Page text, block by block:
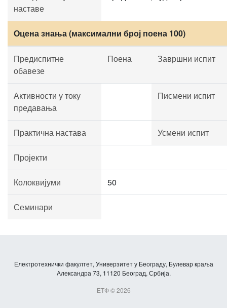
наставе
Оцена знања (максимални број поена 100)
Предиспитне
обавезе
Поена Завршни испит
Активности у току
предавања
Писмени испит
Практична настава Усмени испит
Пројекти
Колоквијуми 50
Семинари
Електротехнички факултет, Универзитет у Београду, Булевар краља
Александра 73, 11120 Београд, Србија.
ЕТФ © 2026